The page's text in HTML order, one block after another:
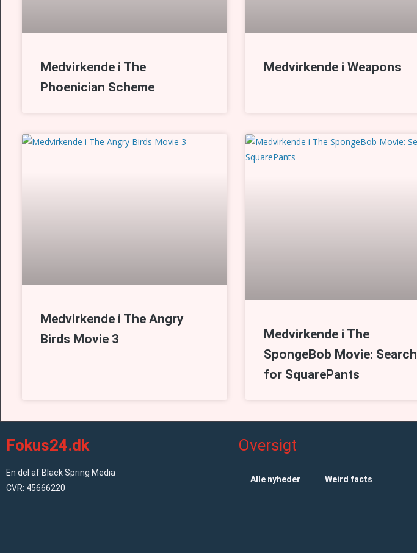
Medvirkende i The
Phoenician Scheme
Medvirkende i Weapons
Medvirkende i The Angry
Birds Movie 3
Medvirkende i The
SpongeBob Movie: Search
for SquarePants
Fokus24.dk
En del af Black Spring Media
CVR: 45666220
Oversigt
Alle nyheder Weird facts